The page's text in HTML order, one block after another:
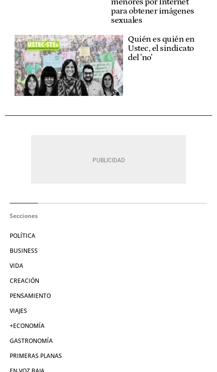
para obtener imágenes
sexuales
Quién es quién en
Ustec, el sindicato
del 'no'
Secciones
POLÍTICA
BUSINESS
VIDA
CREACIÓN
PENSAMIENTO
VIAJES
+ECONOMÍA
GASTRONOMÍA
PRIMERAS PLANAS